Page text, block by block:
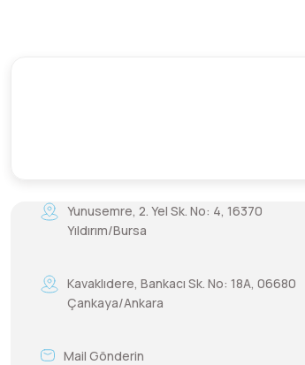
Yunusemre, 2. Yel Sk. No: 4, 16370
Yıldırım/Bursa
Kavaklıdere, Bankacı Sk. No: 18A, 06680
Çankaya/Ankara
Mail Gönderin